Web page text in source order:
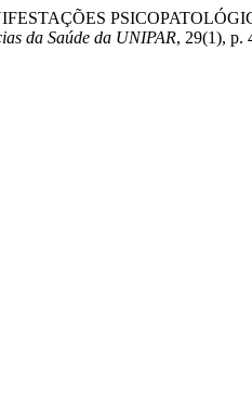
da Saúde da UNIPAR, 29(1), p.